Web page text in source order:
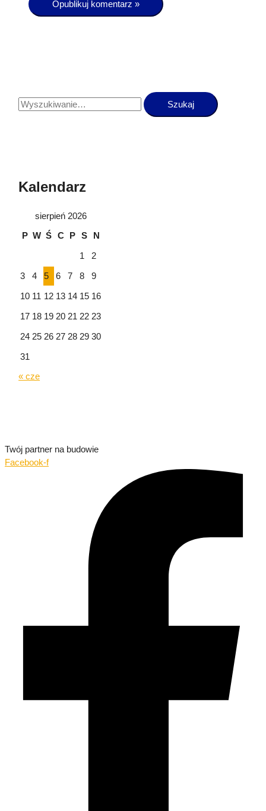
Kalendarz
sierpień 2026
P W Ś C P S
N
1
2
3
4 5 6 7 8
9
10 11 12 13 14 15 16
17 18 19 20 21 22 23
24 25 26 27 28 29 30
31
« cze
Twój partner na budowie
Facebook-f